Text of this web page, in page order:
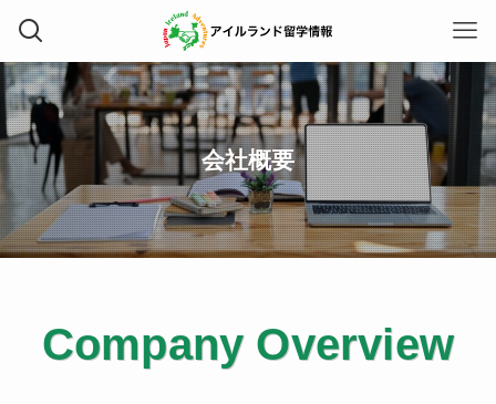
会社概要
Company Overview